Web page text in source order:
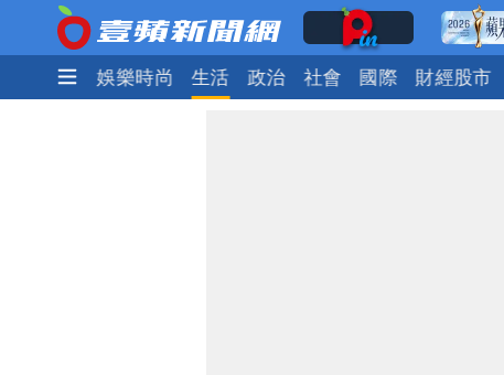
熱門 娛樂時尚 生活 政治 社會 國際 財經股市